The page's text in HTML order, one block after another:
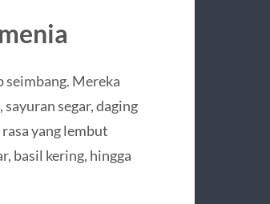
seimbang. Mereka
segar, daging
yang lembut
basil kering, hingga